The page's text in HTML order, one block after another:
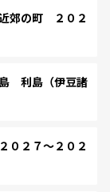
郊の町 ２０２
利島（伊豆諸
２７～２０２